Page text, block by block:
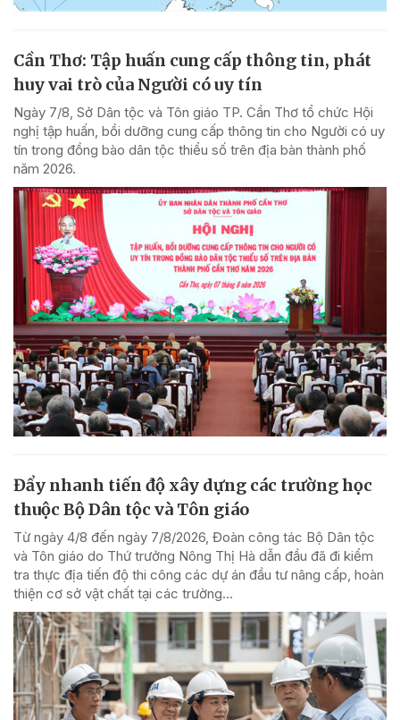
Cần Thơ: Tập huấn cung cấp thông tin, phát
huy vai trò của Người có uy tín
Ngày 7/8, Sở Dân tộc và Tôn giáo TP. Cần Thơ tổ chức Hội
nghị tập huấn, bồi dưỡng cung cấp thông tin cho Người có uy
tín trong đồng bào dân tộc thiểu số trên địa bàn thành phố
năm 2026.
Đẩy nhanh tiến độ xây dựng các trường học
thuộc Bộ Dân tộc và Tôn giáo
Từ ngày 4/8 đến ngày 7/8/2026, Đoàn công tác Bộ Dân tộc
và Tôn giáo do Thứ trưởng Nông Thị Hà dẫn đầu đã đi kiểm
tra thực địa tiến độ thi công các dự án đầu tư nâng cấp, hoàn
thiện cơ sở vật chất tại các trường...